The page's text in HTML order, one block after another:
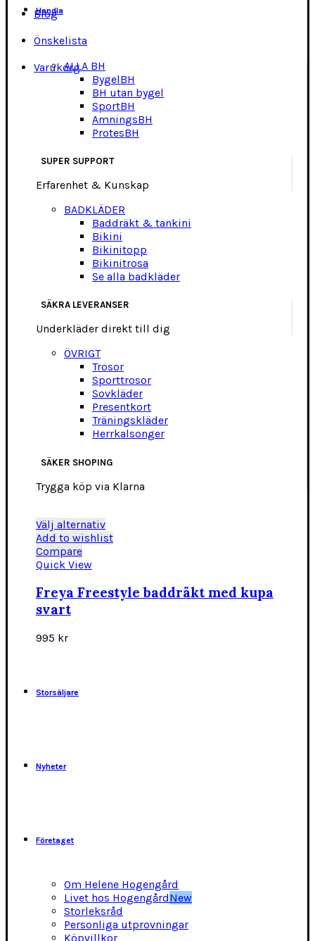
Blog
Önskelista
Varukorg
Handla
ALLA BH
BygelBH
BH utan bygel
SportBH
AmningsBH
ProtesBH
SUPER SUPPORT
Erfarenhet & Kunskap
BADKLÄDER
Baddräkt & tankini
Bikini
Bikinitopp
Bikinitrosa
Se alla badkläder
SÄKRA LEVERANSER
Underkläder direkt till dig
ÖVRIGT
Trosor
Sporttrosor
Sovkläder
Presentkort
Träningskläder
Herrkalsonger
SÄKER SHOPING
Trygga köp via Klarna
Välj alternativDen
här
varianter.
Add to wishlist
Compare
Quick View
Freya Freestyle baddräkt med kupa
svart
995 kr
Storsäljare
Nyheter
Företaget
Om Helene Hogengård
Livet hos HogengårdNew
Storleksråd
Personliga utprovningar
Köpvillkor